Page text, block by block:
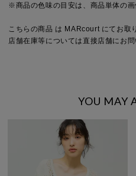
※商品の色味の目安は、商品単体の画
こちらの商品 は MARcourt にてお取
店舗在庫等については直接店舗にお問
YOU MAY